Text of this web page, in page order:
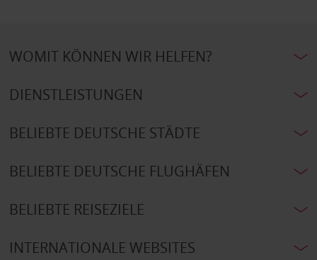
WOMIT KÖNNEN WIR HELFEN?
DIENSTLEISTUNGEN
BELIEBTE DEUTSCHE STÄDTE
BELIEBTE DEUTSCHE FLUGHÄFEN
BELIEBTE REISEZIELE
INTERNATIONALE WEBSITES